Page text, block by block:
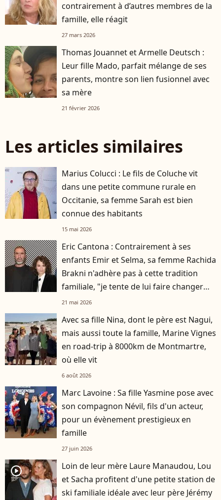
contrairement à d’autres membres de la
famille, elle réagit
27 mars 2026
Thomas Jouannet et Armelle Deutsch :
Leur fille Mado, parfait mélange de ses
parents, montre son lien fusionnel avec
sa mère
21 février 2026
Les articles similaires
Marius Colucci : Le fils de Coluche vit
dans une petite commune rurale en
Occitanie, sa femme Sarah est bien
connue des habitants
15 mai 2026
Eric Cantona : Contrairement à ses
enfants Emir et Selma, sa femme Rachida
Brakni n'adhère pas à cette tradition
familiale, "je tente de lui faire changer
d'avis"
21 mai 2026
Avec sa fille Nina, dont le père est Nagui,
mais aussi toute la famille, Marine Vignes
en road-trip à 8000km de Montmartre,
où elle vit
6 août 2026
Marc Lavoine : Sa fille Yasmine pose avec
son compagnon Névil, fils d'un acteur,
pour un évènement prestigieux en
famille
27 juin 2026
player2
Loin de leur mère Laure Manaudou, Lou
et Sacha profitent d'une petite station de
ski familiale idéale avec leur père Jérémy